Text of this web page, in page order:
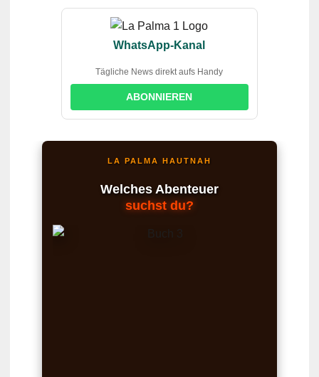
WhatsApp-Kanal
Tägliche News direkt aufs Handy
ABONNIEREN
LA PALMA HAUTNAH
Welches Abenteuer
suchst du?